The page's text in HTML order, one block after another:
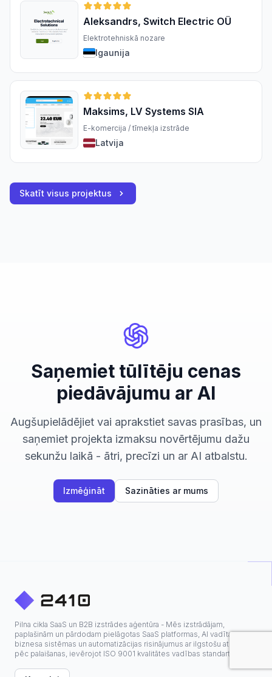
Aleksandrs, Switch Electric OÜ
Elektrotehniskā nozare
Igaunija
Maksims, LV Systems SIA
E-komercija / tīmekļa izstrāde
Latvija
Skatīt visus projektus
Saņemiet tūlītēju cenas
piedāvājumu ar AI
Augšupielādējiet vai aprakstiet savas prasības, un
saņemiet projekta izmaksu novērtējumu dažu
sekunžu laikā - ātri, precīzi un ar AI atbalstu.
Izmēģināt Sazināties ar mums
Pilna cikla SaaS un B2B izstrādes aģentūra - Mēs izstrādājam,
paplašinām un pārdodam pielāgotas SaaS platformas, AI vadītas
biznesa sistēmas un automatizācijas risinājumus ar ilgstošu atbalstu
pēc palaišanas, ievērojot ISO 9001 kvalitātes vadības standartus.